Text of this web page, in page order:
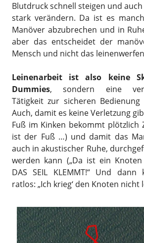
Blutdruck schnell steigen und
stark verändern. Da ist es
Manöver abzubrechen und in
aber das entscheidet der
Mensch und nicht das
Leinenarbeit ist also keine
Dummies, sondern eine
Tätigkeit zur sicheren Bedienung
Auch, damit es keine Verletzung
Fuß im Kinken bekommt plötzlich
ist der Fuß …) und damit das
auch in akustischer Ruhe,
werden kann („Da ist ein
DAS SEIL KLEMMT!“ Und dann
ratlos: „Ich krieg‘ den Knoten nicht